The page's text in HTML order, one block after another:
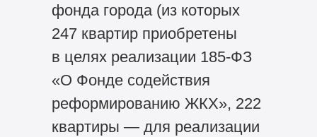
фонда города (из которых
247 квартир приобретены
в целях реализации 185-ФЗ
«О Фонде содействия
реформированию ЖКХ», 222
квартиры — для реализации